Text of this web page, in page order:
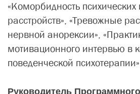
«Коморбидность
расстройств», «Тревожные
нервной анорексии»,
мотивационного интервью в
поведенческой
Руководитель